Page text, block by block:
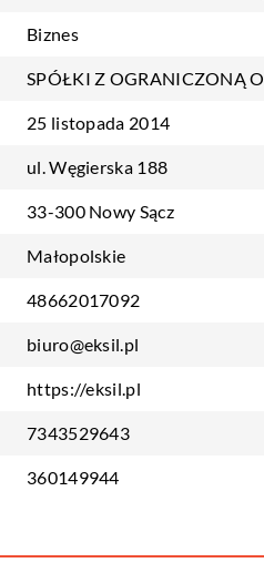
Biznes
SPÓŁKI Z OGRANICZONĄ
25 listopada 2014
ul. Węgierska 188
33-300 Nowy Sącz
Małopolskie
48662017092
biuro@eksil.pl
https://eksil.pl
7343529643
360149944